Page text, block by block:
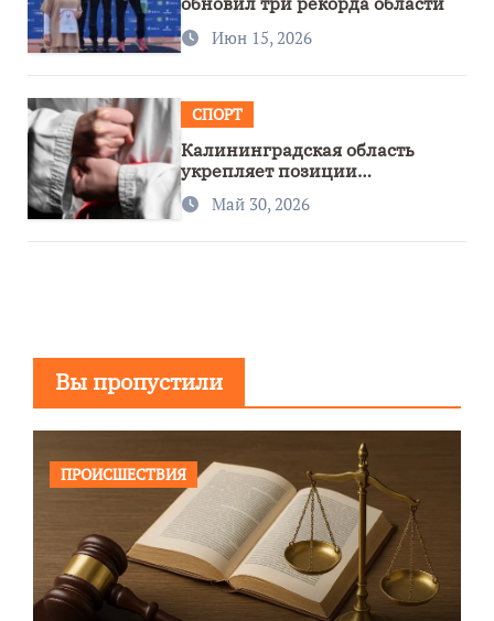
Июн 15, 2026
СПОРТ
Калининградская область
укрепляет позиции
спортивного региона
Май 30, 2026
Вы пропустили
ПРОИСШЕСТВИЯ